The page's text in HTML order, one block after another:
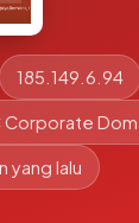
185.149.6.94
Corporate
yang lalu